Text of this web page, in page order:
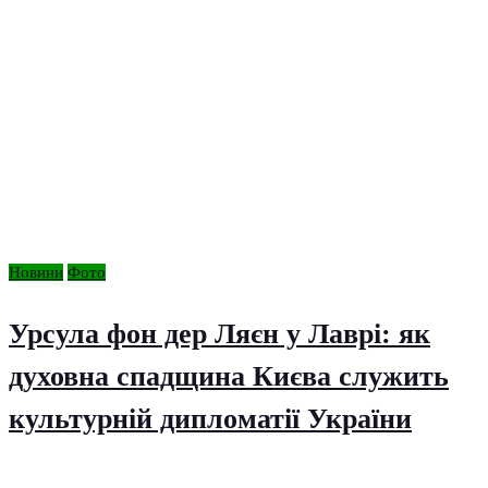
Новини Фото
Урсула фон дер Ляєн у Лаврі: як
духовна спадщина Києва служить
культурній дипломатії України